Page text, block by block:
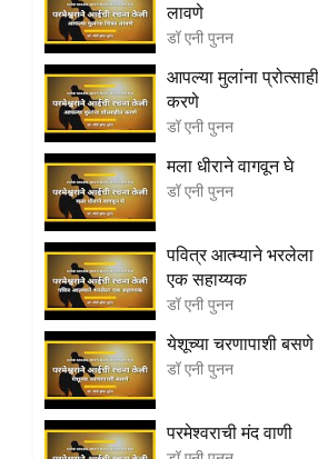
लावणे
डॉ एनी पुनन
आपल्या मुलांना
करणे
डॉ एनी पुनन
मला धीराने वागवून घे
डॉ एनी पुनन
पवित्र आत्म्याने भरलेला
एक सहाय्यक
डॉ एनी पुनन
येशूच्या चरणापाशी बसणे
डॉ एनी पुनन
परमेश्वराची मंद वाणी